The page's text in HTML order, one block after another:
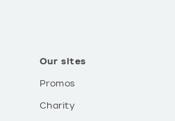
Our sites
Promos
Charity